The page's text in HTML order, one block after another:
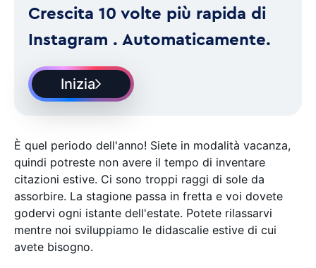
Crescita 10 volte più rapida di
Instagram . Automaticamente.
Inizia
È quel periodo dell'anno! Siete in modalità vacanza,
quindi potreste non avere il tempo di inventare
citazioni estive. Ci sono troppi raggi di sole da
assorbire. La stagione passa in fretta e voi dovete
godervi ogni istante dell'estate. Potete rilassarvi
mentre noi sviluppiamo le didascalie estive di cui
avete bisogno.